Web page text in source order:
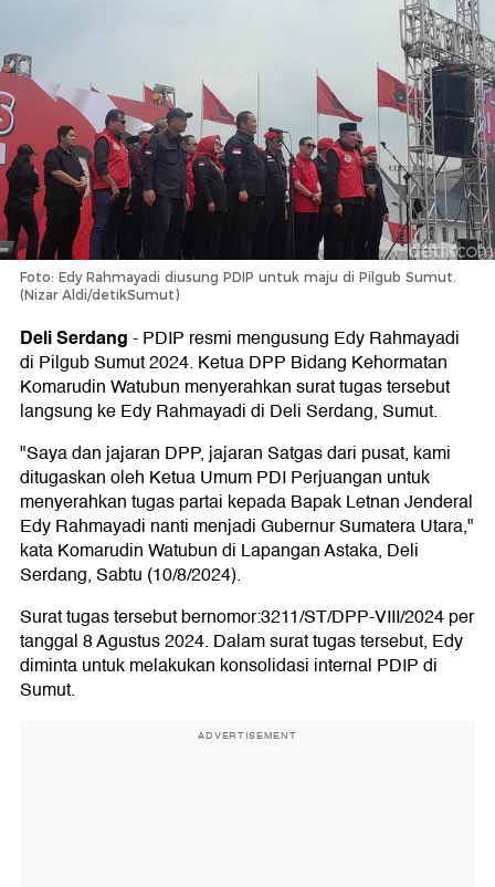
Foto: Edy Rahmayadi diusung PDIP untuk maju di Pilgub Sumut.
(Nizar Aldi/detikSumut)
Deli Serdang-PDIP resmi mengusung Edy Rahmayadi
di Pilgub Sumut 2024. Ketua DPP Bidang Kehormatan
Komarudin Watubun menyerahkan surat tugas tersebut
langsung ke Edy Rahmayadi di Deli Serdang, Sumut.
"Saya dan jajaran DPP, jajaran Satgas dari pusat, kami
ditugaskan oleh Ketua Umum PDI Perjuangan untuk
menyerahkan tugas partai kepada Bapak Letnan Jenderal
Edy Rahmayadi nanti menjadi Gubernur Sumatera Utara,"
kata Komarudin Watubun di Lapangan Astaka, Deli
Serdang, Sabtu (10/8/2024).
Surat tugas tersebut bernomor:3211/ST/DPP-VIII/2024 per
tanggal 8 Agustus 2024. Dalam surat tugas tersebut, Edy
diminta untuk melakukan konsolidasi internal PDIP di
Sumut.
ADVERTISEMENT